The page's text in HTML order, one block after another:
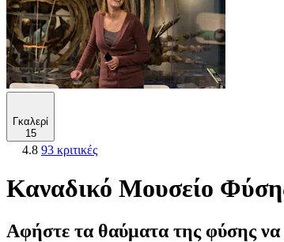
Γκαλερί
15
4.8 93 κριτικές
Καναδικό Μουσείο
Αφήστε τα θαύματα της φύσης